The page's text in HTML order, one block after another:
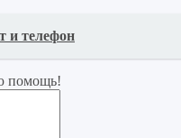
и телефон
помощь!